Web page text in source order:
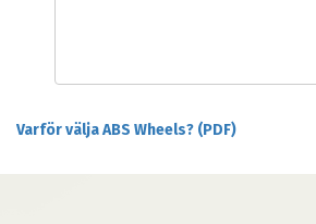
Varför välja ABS Wheels? (PDF)